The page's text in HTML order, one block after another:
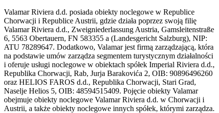
Valamar Riviera d.d. posiada obiekty noclegowe w Republice
Chorwacji i Republice Austrii, gdzie działa poprzez swoją filię
Valamar Riviera d.d., Zweigniederlassung Austria, Gamsleitenstraße
6, 5563 Obertauern, FN 583355 a (Landesgericht Salzburg), NIP:
ATU 78289647. Dodatkowo, Valamar jest firmą zarządzającą, która
na podstawie umów zarządza segmentem turystycznym działalności
i oferuje usługi noclegowe w obiektach spółek Imperial Riviera d.d.,
Republika Chorwacji, Rab, Jurja Barakovića 2, OIB: 90896496260
oraz HELIOS FAROS d.d., Republika Chorwacji, Stari Grad,
Naselje Helios 5, OIB: 48594515409. Pojęcie obiekty Valamar
obejmuje obiekty noclegowe Valamar Riviera d.d. w Chorwacji i
Austrii, a także obiekty noclegowe innych spółek, którymi zarządza.